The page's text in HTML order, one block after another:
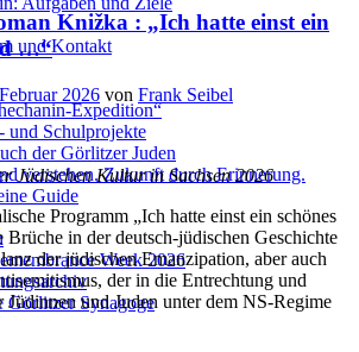
und Kontakt
Expedition“
und Schulprojekte
der Görlitzer Juden
verstehen. Zukunft durch Erinnerung.
Guide
Week 2026
Görlitzer Synagoge
Knižka : „Ich hatte einst ein
…“
2026 von Frank Seibel
Jüdischen Kultur in Sachsen 2026
Programm „Ich hatte einst ein schönes
in der deutsch-jüdischen Geschichte
der jüdischen Emanzipation, aber auch
der in die Entrechtung und
Jüdinnen und Juden unter dem NS-Regime